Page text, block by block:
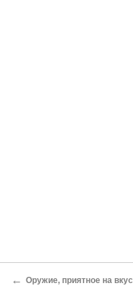
← Оружие, приятное на вкус